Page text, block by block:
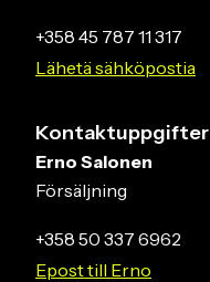
+358 45 787 11 317
Lähetä sähköpostia
Kontaktuppgifter
Erno Salonen
Försäljning
+358 50 337 6962
Epost till Erno